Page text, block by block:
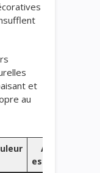
et
au
Apport
esthétique